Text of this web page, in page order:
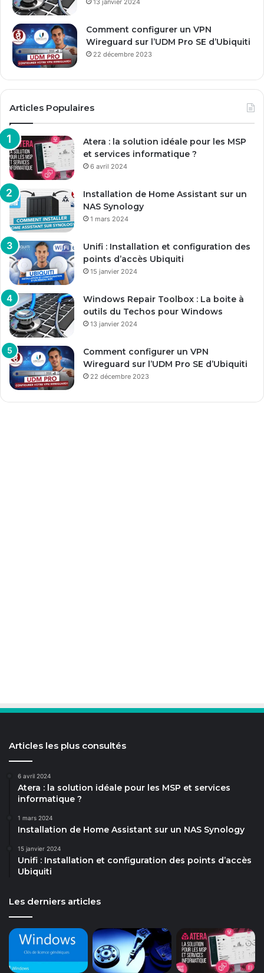
13 janvier 2024
Comment configurer un VPN
Wireguard sur l’UDM Pro SE d’Ubiquiti
22 décembre 2023
Articles Populaires
Atera : la solution idéale pour les MSP
et services informatique ?
6 avril 2024
Installation de Home Assistant sur un
NAS Synology
1 mars 2024
Unifi : Installation et configuration des
points d’accès Ubiquiti
15 janvier 2024
Windows Repair Toolbox : La boite à
outils du Techos pour Windows
13 janvier 2024
Comment configurer un VPN
Wireguard sur l’UDM Pro SE d’Ubiquiti
22 décembre 2023
Articles les plus consultés
6 avril 2024
Atera : la solution idéale pour les MSP et services
informatique ?
1 mars 2024
Installation de Home Assistant sur un NAS Synology
15 janvier 2024
Unifi : Installation et configuration des points d’accès
Ubiquiti
Les derniers articles